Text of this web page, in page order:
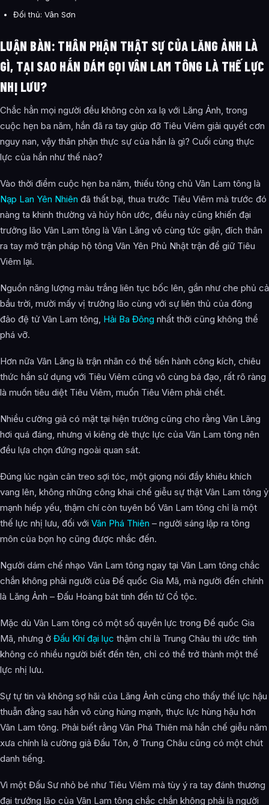
Đối thủ: Vân Sơn
LUẬN BÀN: THÂN PHẬN THẬT SỰ CỦA LĂNG ẢNH LÀ
GÌ, TẠI SAO HẮN DÁM GỌI VÂN LAM TÔNG LÀ THẾ LỰC
NHỊ LƯU?
Chắc hẳn mọi người đều không còn xa lạ với Lăng Ảnh, trong
cuộc hẹn ba năm, hắn đã ra tay giúp đỡ Tiêu Viêm giải quyết cơn
nguy nan, vậy thân phận thực sự của hắn là gì? Cuối cùng thực
lực của hắn như thế nào?
Vào thời điểm cuộc hẹn ba năm, thiếu tông chủ Vân Lam tông là
Nạp Lan Yên Nhiên đã thất bại, thua trước Tiêu Viêm mà trước đó
nàng ta khinh thường và hủy hôn ước, điều này cũng khiến đại
trưởng lão Vân Lam tông là Vân Lăng vô cùng tức giận, đích thân
ra tay mở trận pháp hộ tông Vân Yên Phủ Nhật trận để giữ Tiêu
Viêm lại.
Nguồn năng lượng màu trắng liên tục bốc lên, gần như che phủ cả
bầu trời, mười mấy vị trưởng lão cùng với sự liên thủ của đông
đảo đệ tử Vân Lam tông, Hải Ba Đông nhất thời cũng không thể
phá vỡ.
Hơn nữa Vân Lăng là trận nhãn có thể tiến hành công kích, chiêu
thức hắn sử dụng với Tiêu Viêm cũng vô cùng bá đạo, rất rõ ràng
là muốn tiêu diệt Tiêu Viêm, muốn Tiêu Viêm phải chết.
Nhiều cường giả có mặt tại hiện trường cũng cho rằng Vân Lăng
hơi quá đáng, nhưng vì kiêng dè thực lực của Vân Lam tông nên
đều lựa chọn đứng ngoài quan sát.
Đúng lúc ngàn cân treo sợi tóc, một giọng nói đầy khiêu khích
vang lên, không những công khai chế giễu sự thật Vân Lam tông ỷ
mạnh hiếp yếu, thậm chí còn tuyên bố Vân Lam tông chỉ là một
thế lực nhị lưu, đối với Vân Phá Thiên – người sáng lập ra tông
môn của bọn họ cũng được nhắc đến.
Người dám chế nhạo Vân Lam tông ngay tại Vân Lam tông chắc
chắn không phải người của Đế quốc Gia Mã, mà người đến chính
là Lăng Ảnh – Đấu Hoàng bát tinh đến từ Cổ tộc.
Mặc dù Vân Lam tông có một số quyền lực trong Đế quốc Gia
Mã, nhưng ở Đấu Khí đại lục thậm chí là Trung Châu thì ước tính
không có nhiều người biết đến tên, chỉ có thể trở thành một thế
lực nhị lưu.
Sự tự tin và không sợ hãi của Lăng Ảnh cũng cho thấy thế lực hậu
thuẫn đằng sau hắn vô cùng hùng mạnh, thực lực hùng hậu hơn
Vân Lam tông. Phải biết rằng Vân Phá Thiên mà hắn chế giễu năm
xưa chính là cường giả Đấu Tôn, ở Trung Châu cũng có một chút
danh tiếng.
Vì một Đấu Sư nhỏ bé như Tiêu Viêm mà tùy ý ra tay đánh thương
đại trưởng lão của Vân Lam tông chắc chắn không phải là người